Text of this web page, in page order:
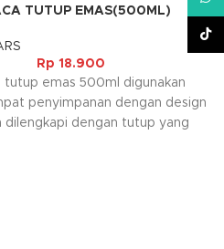
TUTUP EMAS(500ML)
Rp 18.900
tutup emas 500ml digunakan
penyimpanan dengan design
dilengkapi dengan tutup yang